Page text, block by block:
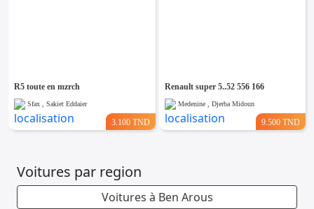
R5 toute en mzrch
Sfax , Sakiet Eddaier
3.100 TND
Renault super 5..52 556 166
Medenine , Djerba Midoun
9.500 TND
Voitures par region
Voitures à Ben Arous